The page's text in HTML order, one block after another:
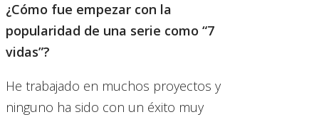
¿Cómo fue empezar con la
popularidad de una serie como “7
vidas”?
He trabajado en muchos proyectos y
ninguno ha sido con un éxito muy